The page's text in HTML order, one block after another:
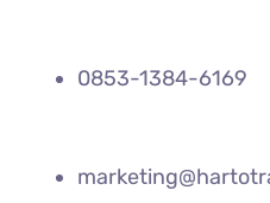
0853-1384-6169